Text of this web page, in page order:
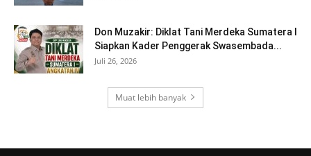
Don Muzakir: Diklat Tani Merdeka Sumatera I
Siapkan Kader Penggerak Swasembada...
Juli 26, 2026
Muat lebih banyak